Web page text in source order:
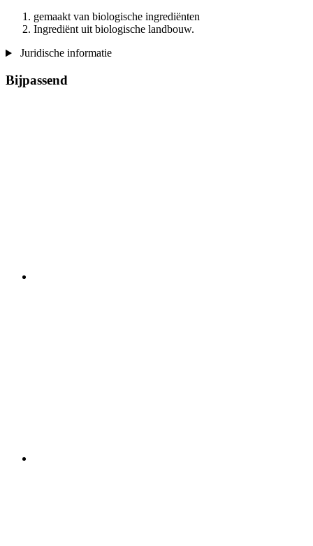
gemaakt van biologische ingrediënten
Ingrediënt uit biologische landbouw.
Juridische informatie
Bijpassend